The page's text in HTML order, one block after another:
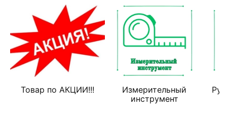
Товар по АКЦИИ!!!
Измерительный
инструмент